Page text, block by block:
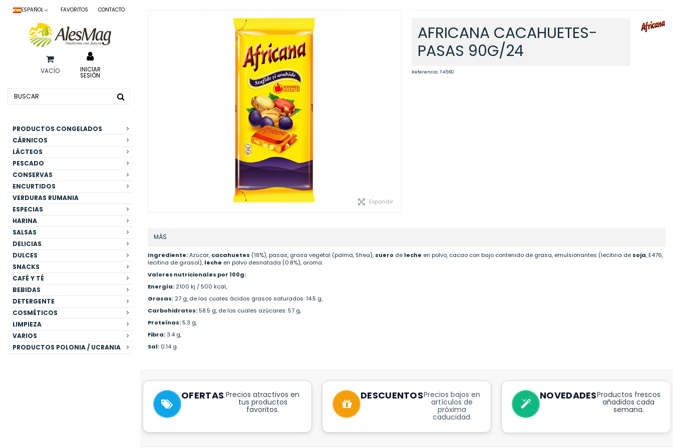
ESPAÑOL FAVORITOS CONTACTO
VACÍO INICIAR
SESIÓN
PRODUCTOS CONGELADOS
CÁRNICOS
LÁCTEOS
PESCADO
CONSERVAS
ENCURTIDOS
VERDURAS RUMANIA
ESPECIAS
HARINA
SALSAS
DELICIAS
DULCES
SNACKS
CAFÉ Y TÉ
BEBIDAS
DETERGENTE
COSMÉTICOS
LIMPIEZA
VARIOS
PRODUCTOS POLONIA / UCRANIA
Expandir
AFRICANA CACAHUETES-
PASAS 90G/24
Referencia:T4560
MÁS
Ingrediente:Azúcar, cacahuetes (18%), pasas, grasa vegetal (palma, Shea), suero de leche en polvo, cacao con bajo contenido de grasa, emulsionantes (lecitina de soja, E476,
lecitina de girasol), leche en polvo desnatada (0.8%), aroma.
Valores nutricionales por 100g:
Energía: 2100 kj / 500 kcal,
Grasas: 27 g, de las cuales ácidos grasos saturados: 14.5 g,
Carbohidratos:58.5 g, de los cuales azúcares: 57 g,
Proteínas:5.3 g,
Fibra:3.4 g,
Sal: 0.14 g.
OFERTAS Precios atractivos en
tus productos
favoritos.
DESCUENTOSPrecios bajos en
artículos de
próxima
caducidad.
NOVEDADESProductos frescos
añadidos cada
semana.